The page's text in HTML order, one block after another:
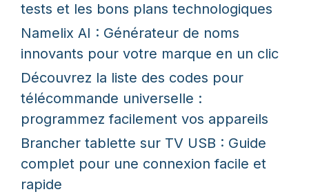
tests et les bons plans technologiques
Namelix AI : Générateur de noms
innovants pour votre marque en un clic
Découvrez la liste des codes pour
télécommande universelle :
programmez facilement vos appareils
Brancher tablette sur TV USB : Guide
complet pour une connexion facile et
rapide